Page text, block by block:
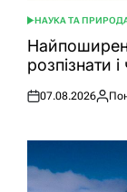
ОПУБЛІКУВАТИ
У
НАУКА ТА
розпізнати
Оприлюднено
07.08.2026